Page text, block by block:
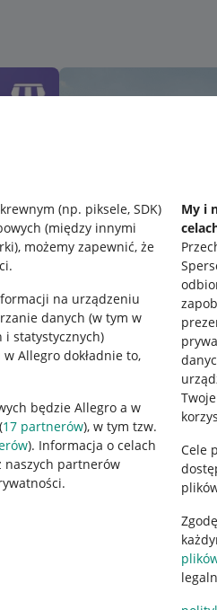
(np. piksele, SDK)
(między innymi
, możemy zapewnić, że
na urządzeniu
danych (w tym w
i statystycznych)
Allegro dokładnie to,
będzie Allegro a w
17 partnerów), w tym tzw.
). Informacja o celach
naszych partnerów
My i
Cele
Regulamin
Polityka plików "cookies"
Ustawienia plików "cookies"
Udostępnianie lokalizacji
Informacje dla Aktu o